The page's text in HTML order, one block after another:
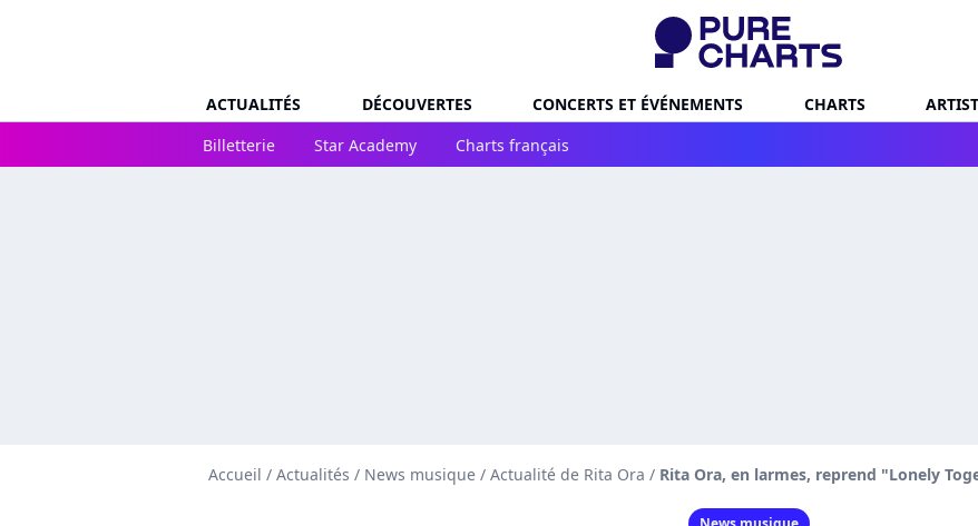
ACTUALITÉS DÉCOUVERTES CONCERTS ET ÉVÉNEMENTS CHARTS
Billetterie
Star Academy Charts français
Accueil / Actualités / News musique / Actualité de Rita Ora / Rita Ora, en larmes, reprend "Lonely